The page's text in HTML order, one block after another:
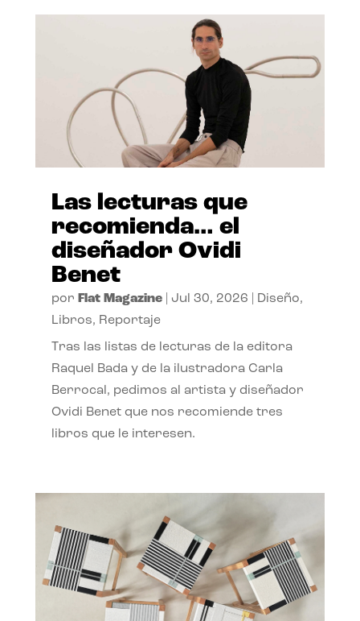
Las lecturas que
recomienda… el
diseñador Ovidi
Benet
por Flat Magazine| Jul 30, 2026 Diseño,
Libros, Reportaje
Tras las listas de lecturas de la editora
Raquel Bada y de la ilustradora Carla
Berrocal, pedimos al artista y diseñador
Ovidi Benet que nos recomiende tres
libros que le interesen.